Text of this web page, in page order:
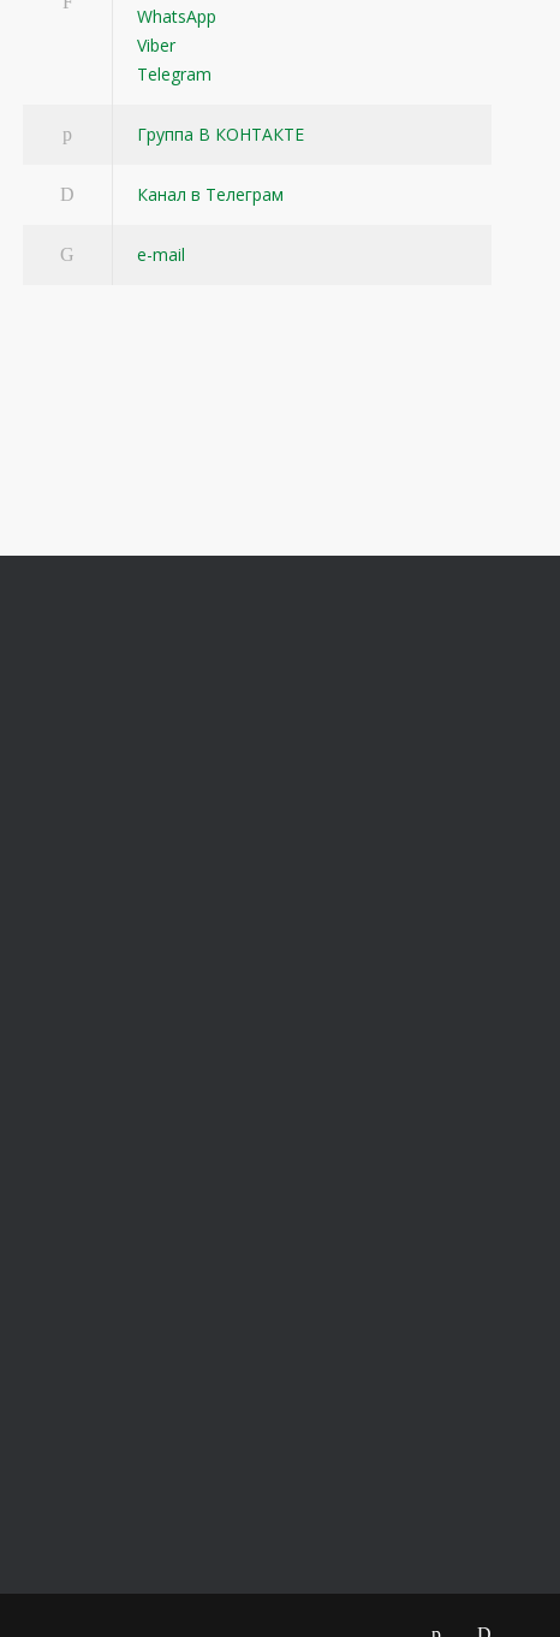
WhatsApp
Viber
Telegram
Группа В КОНТАКТЕ
Канал в Телеграм
e-mail